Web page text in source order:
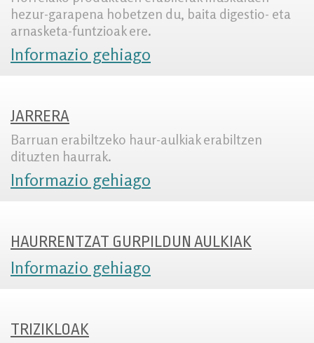
hezur-garapena hobetzen du, baita digestio- eta
arnasketa-funtzioak ere.
Informazio gehiago
JARRERA
Barruan erabiltzeko haur-aulkiak erabiltzen
dituzten haurrak.
Informazio gehiago
HAURRENTZAT GURPILDUN AULKIAK
Informazio gehiago
TRIZIKLOAK